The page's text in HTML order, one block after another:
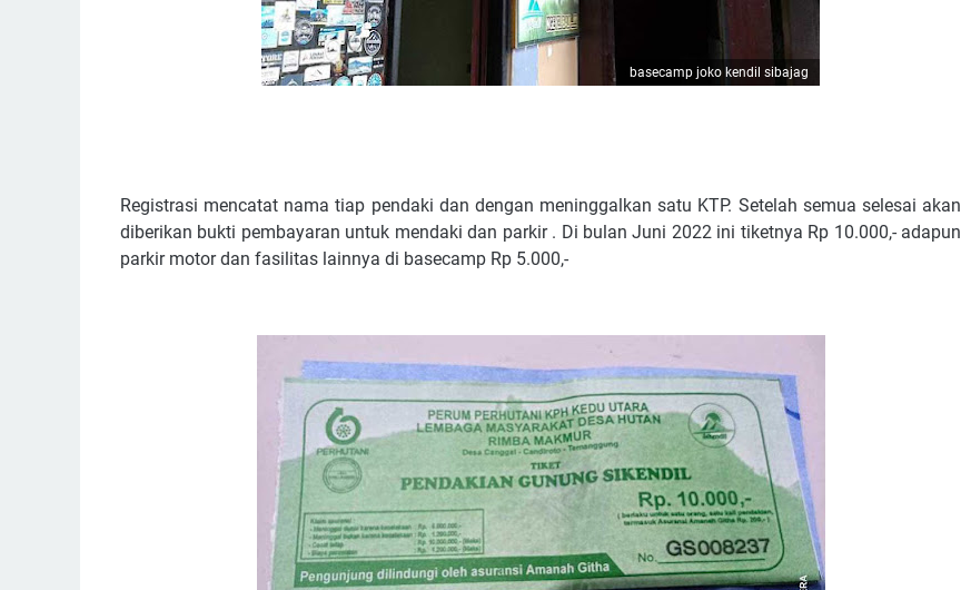
basecamp joko kendil sibajag
Registrasi mencatat nama tiap pendaki dan dengan meninggalkan satu KTP. Setelah semua selesai akan
diberikan bukti pembayaran untuk mendaki dan parkir . Di bulan Juni 2022 ini tiketnya Rp 10.000,- adapun
parkir motor dan fasilitas lainnya di basecamp Rp 5.000,-